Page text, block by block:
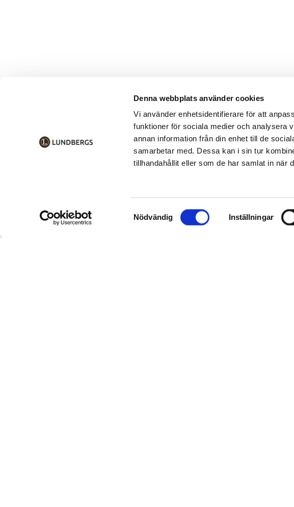
Denna webbplats använder cookies
Vi använder enhetsidentifierare för att
funktioner för sociala medier och analysera
annan information från din enhet till de
samarbetar med. Dessa kan i sin tur
tillhandahållit eller som de har samlat in när
Samtyckesval
Nödvändig Inställningar